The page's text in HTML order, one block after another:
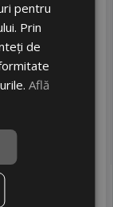
peste 12 buc
pentru
Prin
de
Află